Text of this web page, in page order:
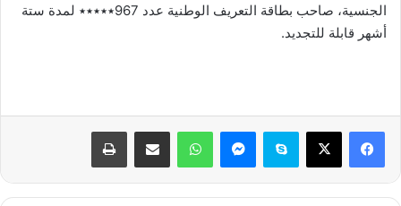
الجنسية، صاحب بطاقة التعريف الوطنية عدد 967٭٭٭٭٭ لمدة ستة
أشهر قابلة للتجديد.
فيسبوك سكايب واتساب